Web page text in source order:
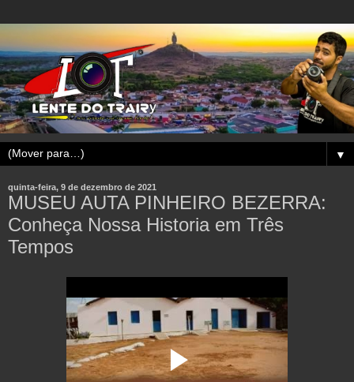
▼
quinta-feira, 9 de dezembro de 2021
MUSEU AUTA PINHEIRO BEZERRA:
Conheça Nossa Historia em Três
Tempos